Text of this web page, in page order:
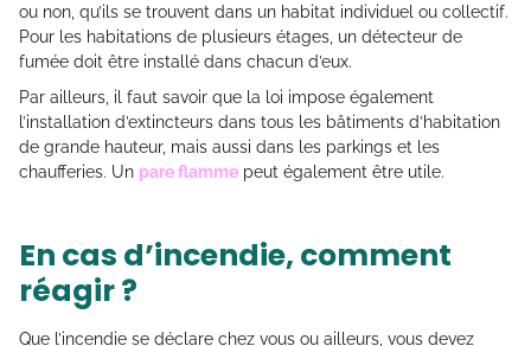
ou non, qu’ils se trouvent dans un habitat individuel ou collectif.
Pour les habitations de plusieurs étages, un détecteur de
fumée doit être installé dans chacun d’eux.
Par ailleurs, il faut savoir que la loi impose également
l’installation d’extincteurs dans tous les bâtiments d’habitation
de grande hauteur, mais aussi dans les parkings et les
chaufferies. Un pare flamme peut également être utile.
En cas d’incendie, comment
réagir ?
Que l’incendie se déclare chez vous ou ailleurs, vous devez